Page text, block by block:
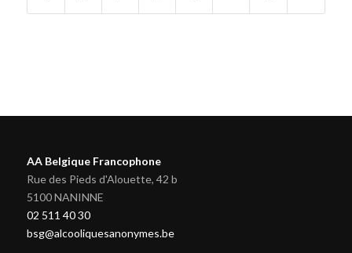
AA Belgique Francophone
Rue des Pieds d'Alouette, 42 b
5100 NANINNE
02 511 40 30
bsg@alcooliquesanonymes.be